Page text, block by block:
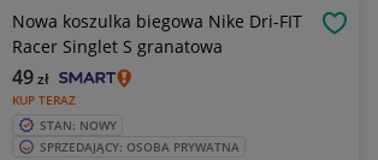
Nowa koszulka biegowa Nike Dri-FIT
Racer Singlet S granatowa
KUP TERAZ
49zł
STAN: NOWY
SPRZEDAJĄCY: OSOBA PRYWATNA